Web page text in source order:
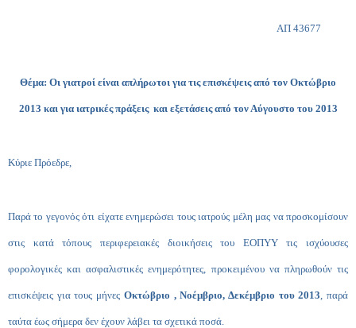
ΑΠ43677
Θέμα: Οι γιατροί είναι απλήρωτοι για τις επισκέψεις από τον Οκτώβριο
2013 και για ιατρικές πράξεις και εξετάσεις από τον Αύγουστο του 2013
Κύριε Πρόεδρε,
Παρά το γεγονός ότι είχατε ενημερώσει τους ιατρούς μέλη μας να προσκομίσουν
στις κατά τόπους περιφερειακές διοικήσεις του ΕΟΠΥΥ τις ισχύουσες
φορολογικές και ασφαλιστικές ενημερότητες, προκειμένου να πληρωθούν τις
επισκέψεις για τους μήνες Οκτώβριο , Νοέμβριο, Δεκέμβριο του 2013, παρά
ταύτα έως σήμερα δεν έχουν λάβει τα σχετικά ποσά.